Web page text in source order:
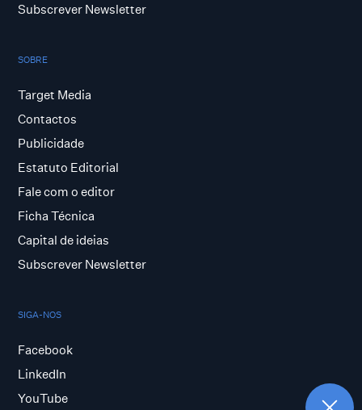
Subscrever Newsletter
SOBRE
Target Media
Contactos
Publicidade
Estatuto Editorial
Fale com o editor
Ficha Técnica
Capital de ideias
Subscrever Newsletter
SIGA-NOS
Facebook
LinkedIn
YouTube